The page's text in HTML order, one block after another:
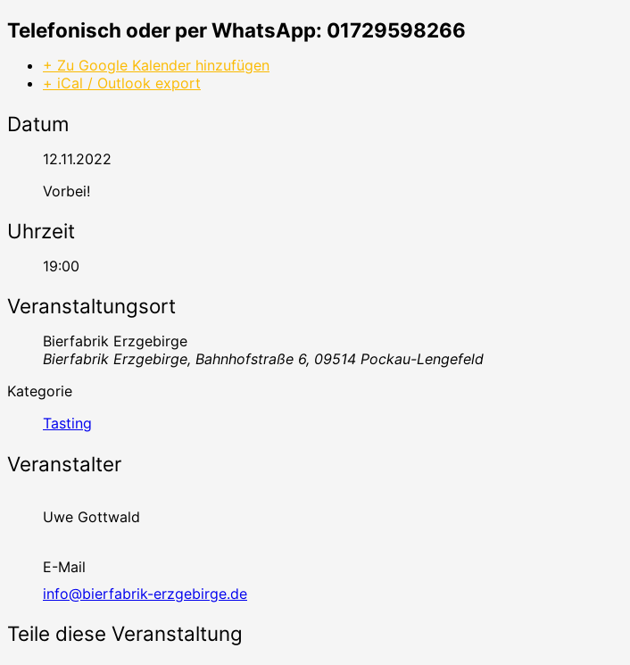
Telefonisch oder per WhatsApp: 01729598266
+ Zu Google Kalender hinzufügen
+ iCal / Outlook export
Datum
12.11.2022
Vorbei!
Uhrzeit
19:00
Veranstaltungsort
Bierfabrik Erzgebirge
Bierfabrik Erzgebirge, Bahnhofstraße 6, 09514 Pockau-Lengefeld
Kategorie
Tasting
Veranstalter
Uwe Gottwald
E-Mail
info@bierfabrik-erzgebirge.de
Teile diese Veranstaltung